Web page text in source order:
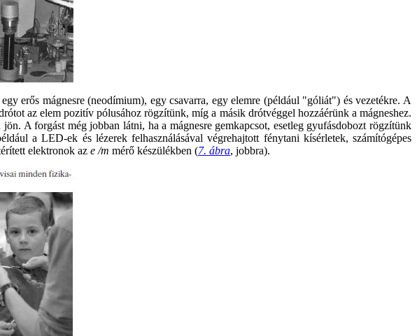
erős mágnesre (neodímium), egy csavarra, egy elemre (például "góliát") és vezetékre. A
az elem pozitív pólusához rögzítünk, míg a másik drótvéggel hozzáérünk a mágneshez.
A forgást még jobban látni, ha a mágnesre gemkapcsot, esetleg gyufásdobozt rögzítünk
a LED-ek és lézerek felhasználásával végrehajtott fénytani kísérletek, számítógépes
elektronok az e /m mérő készülékben (7. ábra, jobbra).